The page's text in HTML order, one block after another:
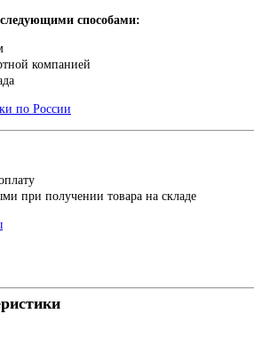
способами:
компанией
по России
при получении товара на складе